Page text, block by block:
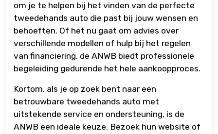
om je te helpen bij het vinden van de perfecte
tweedehands auto die past bij jouw wensen en
behoeften. Of het nu gaat om advies over
verschillende modellen of hulp bij het regelen
van financiering, de ANWB biedt professionele
begeleiding gedurende het hele aankoopproces.
Kortom, als je op zoek bent naar een
betrouwbare tweedehands auto met
uitstekende service en ondersteuning, is de
ANWB een ideale keuze. Bezoek hun website of